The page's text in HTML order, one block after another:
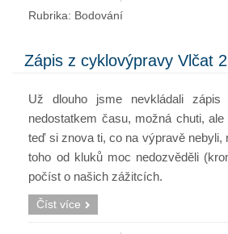
Rubrika: Bodování
Zápis z cyklovýpravy Vlčat
Už dlouho jsme nevkládali
nedostatkem času, možná chuti,
teď si znova ti, co na výpravě nebyli,
toho od kluků moc nedozvěděli
počíst o našich zážitcích.
Číst více